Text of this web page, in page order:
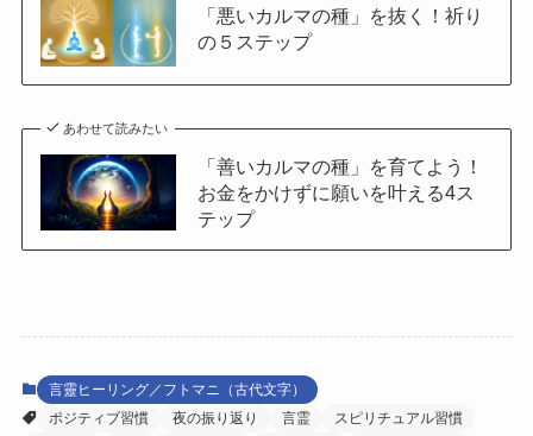
「悪いカルマの種」を抜く！祈り
の５ステップ
あわせて読みたい
「善いカルマの種」を育てよう！
お金をかけずに願いを叶える4ス
テップ
言靈ヒーリング／フトマニ（古代文字）
ポジティブ習慣
夜の振り返り 言霊
スピリチュアル習慣